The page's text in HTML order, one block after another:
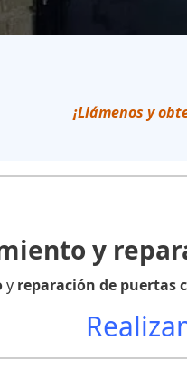
¡Llámenos y
y
y reparación de puertas